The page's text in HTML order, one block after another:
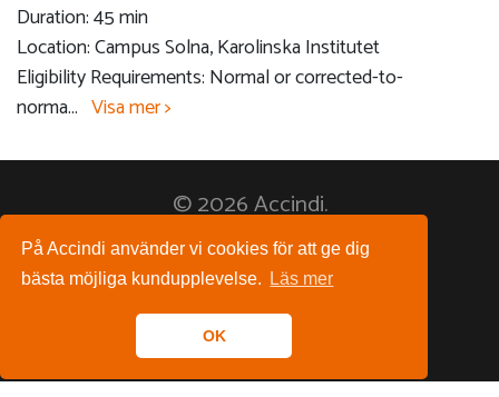
På Accindi använder vi cookies för att ge dig
bästa möjliga kundupplevelse.
Läs mer
OK
Duration: 45 min
Location: Campus Solna, Karolinska Institutet
Eligibility Requirements: Normal or corrected-to-
norma... Visa mer >
© 2026 Accindi.
Följ oss på: